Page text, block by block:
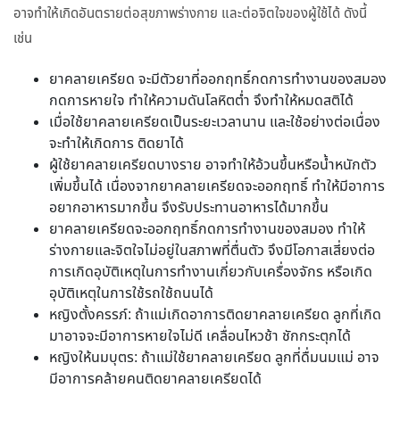
อาจทำให้เกิดอันตรายต่อสุขภาพร่างกาย และต่อจิตใจของผู้ใช้ได้ ดังนี้
เช่น
ยาคลายเครียด จะมีตัวยาที่ออกฤทธิ์กดการทำงานของสมอง
กดการหายใจ ทำให้ความดันโลหิตต่ำ จึงทำให้หมดสติได้
เมื่อใช้ยาคลายเครียดเป็นระยะเวลานาน และใช้อย่างต่อเนื่อง
จะทำให้เกิดการ ติดยาได้
ผู้ใช้ยาคลายเครียดบางราย อาจทำให้อ้วนขึ้นหรือน้ำหนักตัว
เพิ่มขึ้นได้ เนื่องจากยาคลายเครียดจะออกฤทธิ์ ทำให้มีอาการ
อยากอาหารมากขึ้น จึงรับประทานอาหารได้มากขึ้น
ยาคลายเครียดจะออกฤทธิ์กดการทำงานของสมอง ทำให้
ร่างกายและจิตใจไม่อยู่ในสภาพที่ตื่นตัว จึงมีโอกาสเสี่ยงต่อ
การเกิดอุบัติเหตุในการทำงานเกี่ยวกับเครื่องจักร หรือเกิด
อุบัติเหตุในการใช้รถใช้ถนนได้
หญิงตั้งครรภ์: ถ้าแม่เกิดอาการติดยาคลายเครียด ลูกที่เกิด
มาอาจจะมีอาการหายใจไม่ดี เคลื่อนไหวช้า ชักกระตุกได้
หญิงให้นมบุตร: ถ้าแม่ใช้ยาคลายเครียด ลูกที่ดื่มนมแม่ อาจ
มีอาการคล้ายคนติดยาคลายเครียดได้